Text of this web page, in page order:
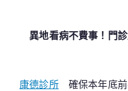
異地看病不費事！門
康德診所確保本年底前